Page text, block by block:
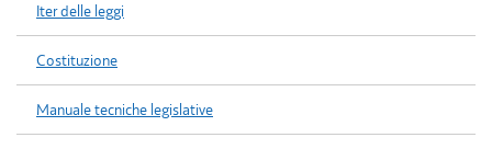
Iter delle leggi
Costituzione
Manuale tecniche legislative